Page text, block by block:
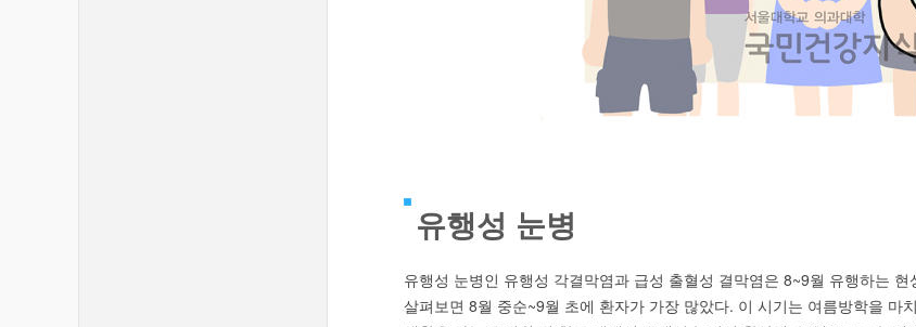
유행성 눈병
유행성 눈병인 유행성 각결막염과 급성 출혈성 결막염은 8~9월 유행하는
살펴보면 8월 중순~9월 초에 환자가 가장 많았다. 이 시기는 여름방학을 마